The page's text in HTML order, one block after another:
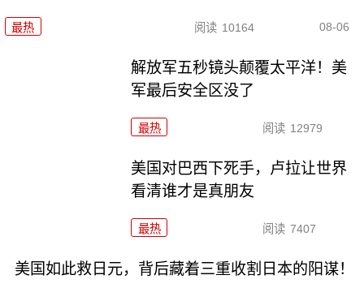
最热 阅读 10164 08-06
解放军五秒镜头颠覆太平洋！美
军最后安全区没了
最热 阅读 12979
美国对巴西下死手，卢拉让世界
看清谁才是真朋友
最热 阅读 7407
美国如此救日元，背后藏着三重收割日本的阳谋！